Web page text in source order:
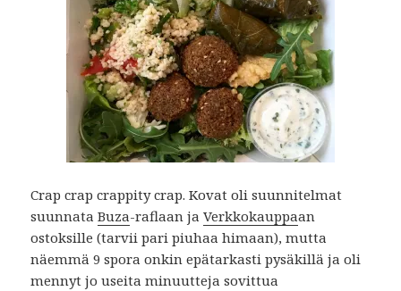
Crap crap crappity crap. Kovat oli suunnitelmat
suunnataBuza-raflaan jaVerkkokauppaan
ostoksille (tarvii pari piuhaa himaan), mutta
näemmä 9 spora onkin epätarkasti pysäkillä ja oli
mennyt jo useita minuutteja sovittua